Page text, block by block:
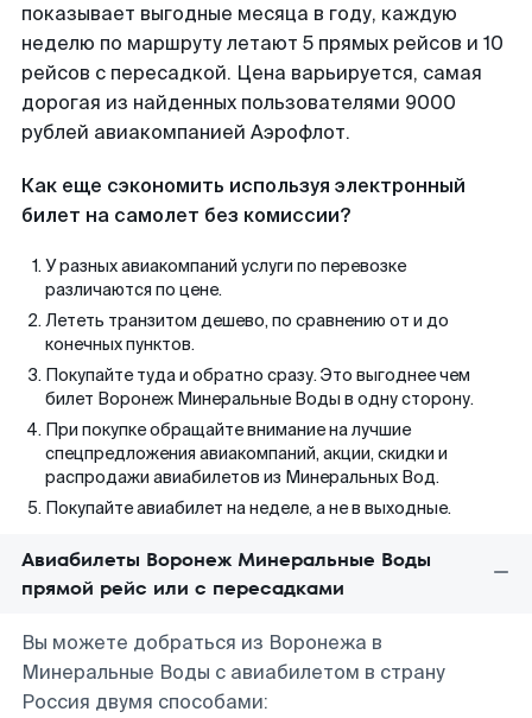
показывает выгодные месяца в году, каждую
неделю по маршруту летают 5 прямых рейсов и 10
рейсов с пересадкой. Цена варьируется, самая
дорогая из найденных пользователями 9000
рублей авиакомпанией Аэрофлот.
Как еще сэкономить используя электронный
билет на самолет без комиссии?
У разных авиакомпаний услуги по перевозке
различаются по цене.
Лететь транзитом дешево, по сравнению от и до
конечных пунктов.
Покупайте туда и обратно сразу. Это выгоднее чем
билет Воронеж Минеральные Воды в одну сторону.
При покупке обращайте внимание на лучшие
спецпредложения авиакомпаний, акции, скидки и
распродажи авиабилетов из Минеральных Вод.
Покупайте авиабилет на неделе, а не в выходные.
Авиабилеты Воронеж Минеральные Воды
прямой рейс или с пересадками
Вы можете добраться из Воронежа в
Минеральные Воды с авиабилетом в страну
Россия двумя способами: